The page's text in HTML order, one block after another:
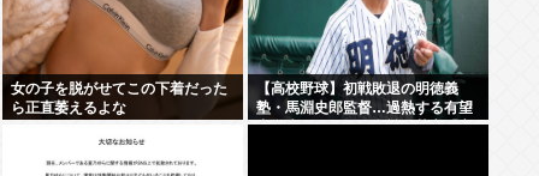
女の子を脱がせてこの下着だった
ら正直萎えるよな
【高校野球】初戦敗退の明徳義
塾・馬淵史郎監督…過熱する有望
中学生のスカウト合戦に苦言「高